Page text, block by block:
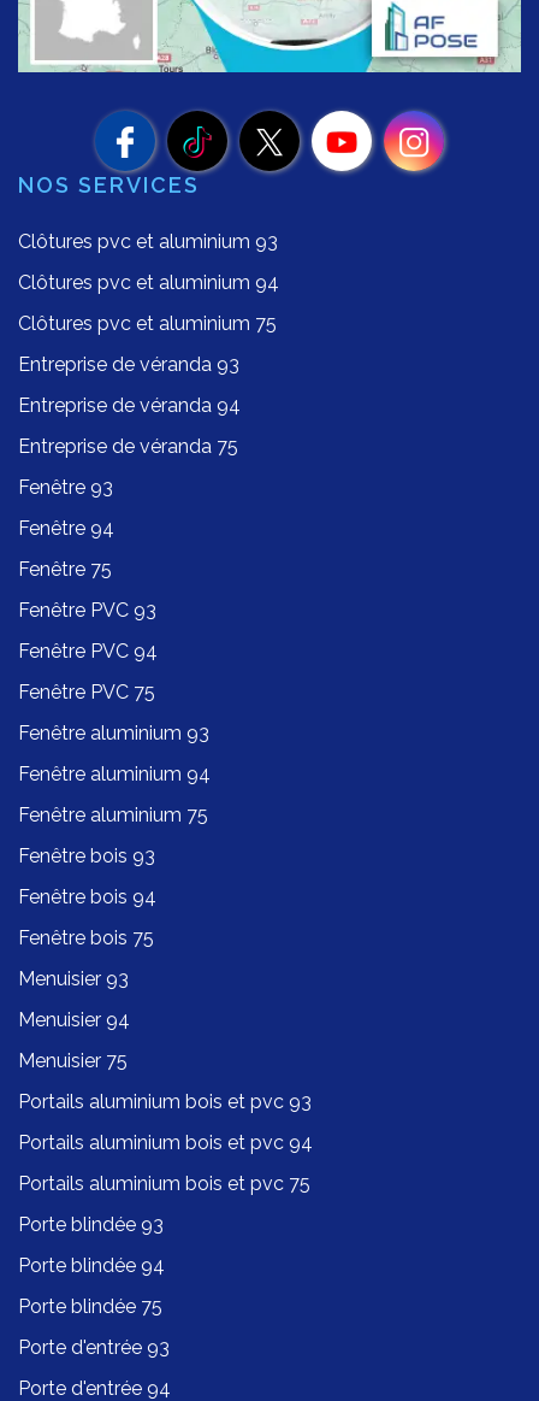
NOS SERVICES
Clôtures pvc et aluminium 93
Clôtures pvc et aluminium 94
Clôtures pvc et aluminium 75
Entreprise de véranda 93
Entreprise de véranda 94
Entreprise de véranda 75
Fenêtre 93
Fenêtre 94
Fenêtre 75
Fenêtre PVC 93
Fenêtre PVC 94
Fenêtre PVC 75
Fenêtre aluminium 93
Fenêtre aluminium 94
Fenêtre aluminium 75
Fenêtre bois 93
Fenêtre bois 94
Fenêtre bois 75
Menuisier 93
Menuisier 94
Menuisier 75
Portails aluminium bois et pvc 93
Portails aluminium bois et pvc 94
Portails aluminium bois et pvc 75
Porte blindée 93
Porte blindée 94
Porte blindée 75
Porte d'entrée 93
Porte d'entrée 94